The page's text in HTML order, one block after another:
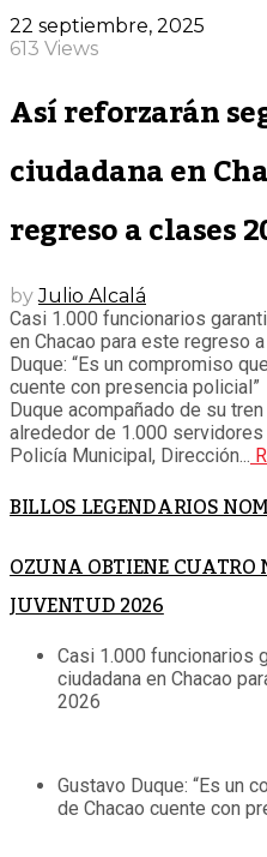
22 septiembre, 2025
613 Views
Así reforzarán
ciudadana en
regreso a clases
byJulio Alcalá
Casi 1.000 funcionarios
en Chacao para este regreso
Duque: “Es un compromiso
cuente con presencia
Duque acompañado de su
alrededor de 1.000
Policía Municipal, Dirección...
BILLOS LEGENDARIOS
OZUNA OBTIENE
JUVENTUD 2026
Casi 1.000 funcionarios
ciudadana en Chacao
2026
Gustavo Duque: “Es un
de Chacao cuente con